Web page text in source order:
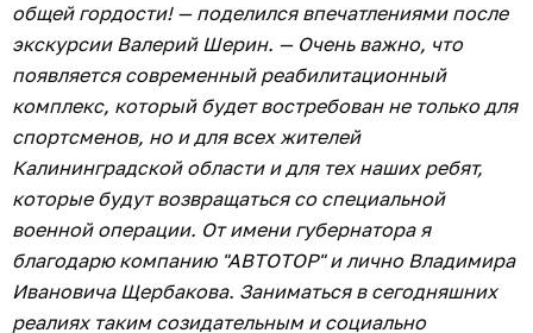
общей гордости! — поделился впечатлениями после
экскурсии Валерий Шерин. — Очень важно, что
появляется современный реабилитационный
комплекс, который будет востребован не только для
спортсменов, но и для всех жителей
Калининградской области и для тех наших ребят,
которые будут возвращаться со специальной
военной операции. От имени губернатора я
благодарю компанию "АВТОТОР" и лично Владимира
Ивановича Щербакова. Заниматься в сегодняшних
реалиях таким созидательным и социально